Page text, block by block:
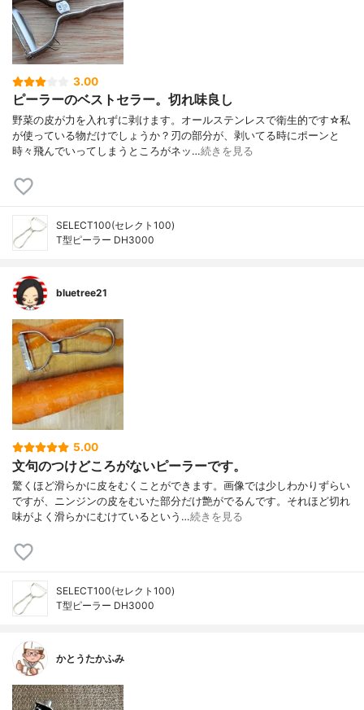
3.00
ピーラーのベストセラー。切れ味良し
野菜の皮が力を入れずに剥けます。オールステンレスで衛生的です☆私
が使っている物だけでしょうか？刃の部分が、剥いてる時にポーンと
時々飛んでいってしまうところがネッ…続きを見る
SELECT100(セレクト100)
T型ピーラー DH3000
bluetree21
5.00
文句のつけどころがないピーラーです。
驚くほど滑らかに皮をむくことができます。画像では少しわかりずらい
ですが、ニンジンの皮をむいた部分だけ艶がでるんです。それほど切れ
味がよく滑らかにむけているという…続きを見る
SELECT100(セレクト100)
T型ピーラー DH3000
かとうたかふみ